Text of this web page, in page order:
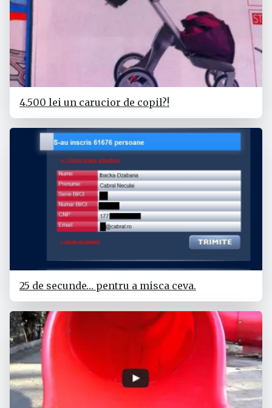
4.500 lei un carucior de copil?!
25 de secunde… pentru a misca ceva.